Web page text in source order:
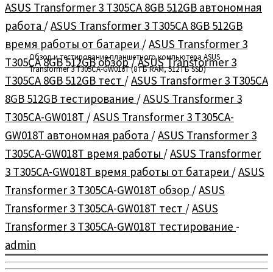
Обзор и тестирование планшетного компьютера ASUS
Transformer 3 T305CA-GW018T (8 ГБ RAM, 512 ГБ SSD)
ASUS Transformer 3 T305CA 8GB 512GB автономная
работа /ASUS Transformer 3 T305CA 8GB 512GB
время работы от батареи /ASUS Transformer 3
T305CA 8GB 512GB обзор/ASUS Transformer 3
T305CA 8GB 512GB тест /ASUS Transformer 3 T305CA
8GB 512GB тестирование /ASUS Transformer 3
T305CA-GW018T /ASUS Transformer 3 T305CA-
GW018T автономная работа /ASUS Transformer 3
T305CA-GW018T время работы /ASUS Transformer
3 T305CA-GW018T время работы от батареи /ASUS
Transformer 3 T305CA-GW018T обзор /ASUS
Transformer 3 T305CA-GW018T тест /ASUS
Transformer 3 T305CA-GW018T тестирование -
admin